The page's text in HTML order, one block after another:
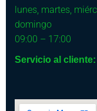
lunes, martes,
domingo
09:00 – 17:00
Servicio al cliente: